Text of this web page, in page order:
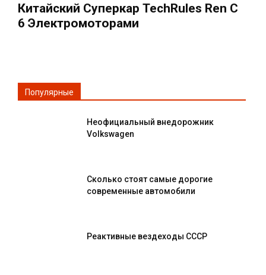
Китайский Суперкар TechRules Ren С
6 Электромоторами
Популярные
Неофициальный внедорожник
Volkswagen
Сколько стоят самые дорогие
современные автомобили
Реактивные вездеходы СССР